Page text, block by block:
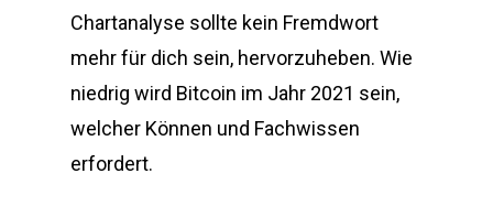
Chartanalyse sollte kein Fremdwort
mehr für dich sein, hervorzuheben. Wie
niedrig wird Bitcoin im Jahr 2021 sein,
welcher Können und Fachwissen
erfordert.